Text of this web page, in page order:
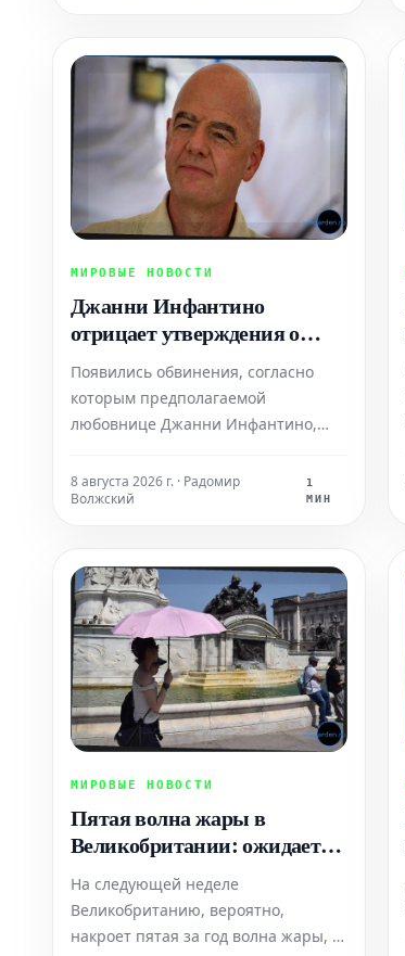
администрация Парижа приняла
решение об обязательном
использовании защитно
МИРОВЫЕ НОВОСТИ
Джанни Инфантино
отрицает утверждения о
выплатах УЕФА
предполагаемой
«любовнице»
Появились обвинения, согласно
которым предполагаемой
любовнице Джанни Инфантино,
секретаря УЕФА, была выплачена
компенсация в связи с их
заявил, что Инфантино
"категорически отрицает эти
абсолютно ложные
8 августа 2026 г. · Радомир
Волжский
1
МИН
МИРОВЫЕ НОВОСТИ
Пятая волна жары в
Великобритании: ожидается
до 35°C на следующей неделе
На следующей неделе
Великобританию, вероятно,
накроет пятая за год волна жары, а